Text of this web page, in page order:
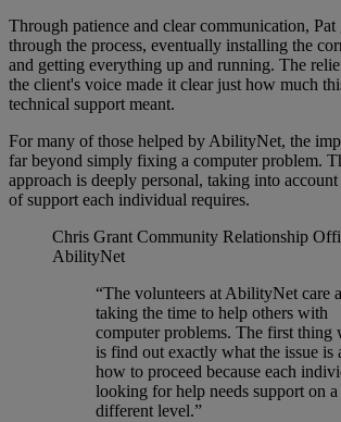
Through patience and clear communication,
through the process, eventually installing the
and getting everything up and running. The
the client's voice made it clear just how much
technical support meant.
For many of those helped by AbilityNet, the
far beyond simply fixing a computer problem.
approach is deeply personal, taking into
of support each individual requires.
Chris Grant Community Relationship
AbilityNet
“The volunteers at AbilityNet care
taking the time to help others with
computer problems. The first thing
is find out exactly what the issue is
how to proceed because each
looking for help needs support on a
different level.”